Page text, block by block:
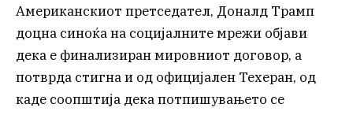
Американскиот претседател, Доналд Трамп
доцна синоќа на социјалните мрежи објави
дека е финализиран мировниот договор, а
потврда стигна и од официјален Техеран, од
каде соопштија дека потпишувањето се